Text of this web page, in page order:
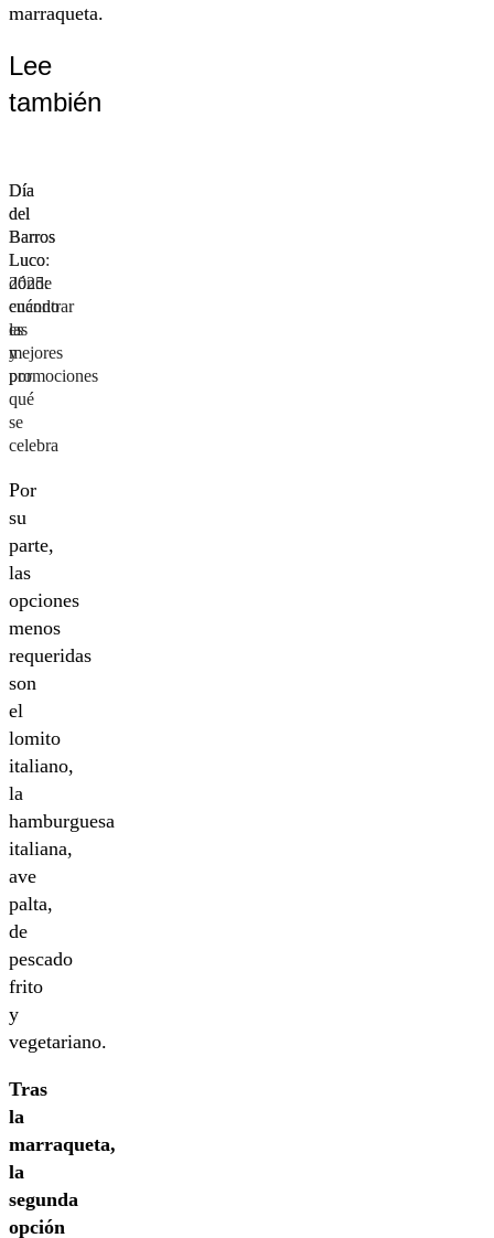
marraqueta.
Lee
también
Día
del
Barros
Luco:
dónde
encontrar
las
mejores
promociones
Día
del
Barros
Luco
2025:
cuándo
es
y
por
qué
se
celebra
Por
su
parte,
las
opciones
menos
requeridas
son
el
lomito
italiano,
la
hamburguesa
italiana,
ave
palta,
de
pescado
frito
y
vegetariano.
Tras
la
marraqueta,
la
segunda
opción